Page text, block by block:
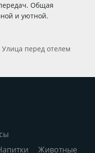
Общая
и уютной.
Улица перед отелем
Животные